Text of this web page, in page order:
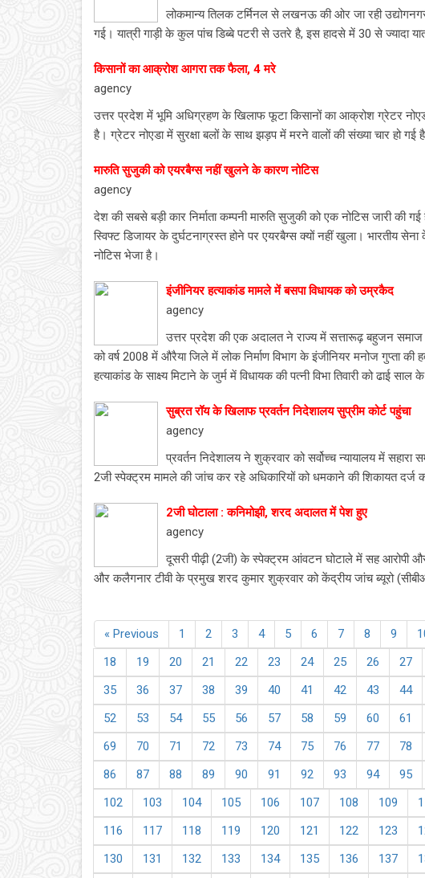
लोकमान्य तिलक टर्मिनल से लखनऊ की ओर जा रही
गई। यात्री गाड़ी के कुल पांच डिब्बे पटरी से उतरे है, इस हादसे में 30 से ज्यादा
किसानों का आक्रोश आगरा तक फैला, 4 मरे
agency
उत्तर प्रदेश में भूमि अधिग्रहण के खिलाफ फूटा किसानों का आक्रोश ग्रेटर
है। ग्रेटर नोएडा में सुरक्षा बलों के साथ झड़प में मरने वालों की संख्या चार हो गई
मारुति सुजुकी को एयरबैग्स नहीं खुलने के कारण नोटिस
agency
देश की सबसे बड़ी कार निर्माता कम्पनी मारुति सुजुकी को एक नोटिस जारी
स्विफ्ट डिजायर के दुर्घटनाग्रस्त होने पर एयरबैग्स क्यों नहीं खुला। भारतीय
नोटिस भेजा है।
इंजीनियर हत्याकांड मामले में बसपा विधायक को उम्रकैद
agency
उत्तर प्रदेश की एक अदालत ने राज्य में सत्तारूढ़ बहुजन समाज
को वर्ष 2008 में औरैया जिले में लोक निर्माण विभाग के इंजीनियर मनोज गुप्ता
हत्याकांड के साक्ष्य मिटाने के जुर्म में विधायक की पत्नी विभा तिवारी को ढाई
सुब्रत रॉय के खिलाफ प्रवर्तन निदेशालय सुप्रीम कोर्ट पहुंचा
agency
प्रवर्तन निदेशालय ने शुक्रवार को सर्वोच्च न्यायालय में
2जी स्पेक्ट्रम मामले की जांच कर रहे अधिकारियों को धमकाने की शिकायत दर्ज
2जी घोटाला : कनिमोझी, शरद अदालत में पेश हुए
agency
दूसरी पीढ़ी (2जी) के स्पेक्ट्रम आंवटन घोटाले में सह आरोपी
और कलैगनार टीवी के प्रमुख शरद कुमार शुक्रवार को केंद्रीय जांच ब्यूरो
« Previous 1 2 3 4 5 6 7 8 9
18
19 20 21 22 23 24 25 26 27
35
36 37 38 39 40 41 42 43 44
52
53 54 55 56 57 58 59 60 61
69
70 71 72 73 74 75 76 77 78
86
87 88 89 90 91 92 93 94 95
102
103 104 105 106 107 108 109
116
117 118 119 120 121 122 123
130
131 132 133 134 135 136 137